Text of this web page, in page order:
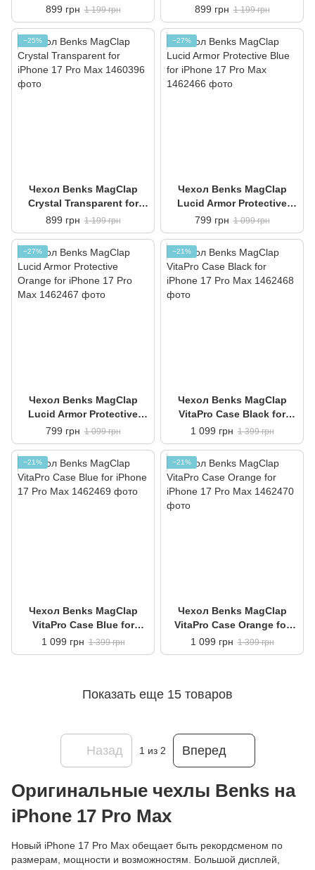
iPhone 17 Pro Max
899 грн 1 199 грн
iPhone 17 Pro Max
899 грн 1 199 грн
−25%
Чехол Benks MagClap
Crystal Transparent for
iPhone 17 Pro Max
899 грн 1 199 грн
−27%
Чехол Benks MagClap
Lucid Armor Protective
Blue for iPhone 17 Pro Max
799 грн 1 099 грн
−27%
Чехол Benks MagClap
Lucid Armor Protective
Orange for iPhone 17 Pro
Max
799 грн 1 099 грн
−21%
Чехол Benks MagClap
VitaPro Case Black for
iPhone 17 Pro Max
1 099 грн 1 399 грн
−21%
Чехол Benks MagClap
VitaPro Case Blue for
iPhone 17 Pro Max
1 099 грн 1 399 грн
−21%
Чехол Benks MagClap
VitaPro Case Orange for
iPhone 17 Pro Max
1 099 грн 1 399 грн
Показать еще 15 товаров
Назад 1 из 2 Вперед
Оригинальные чехлы Benks на
iPhone 17 Pro Max
Новый iPhone 17 Pro Max обещает быть рекордсменом по
размерам, мощности и возможностям. Большой дисплей,